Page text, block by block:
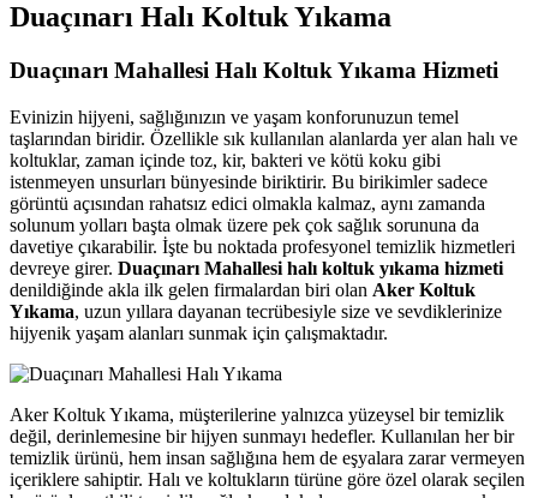
panel
satın al
Panel
Panel
Panel
Panel
Panel
Panel
Panel
panel
Duaçınarı Halı Koltuk Yıkama
Duaçınarı Mahallesi Halı Koltuk Yıkama Hizmeti
Evinizin hijyeni, sağlığınızın ve yaşam konforunuzun temel
taşlarından biridir. Özellikle sık kullanılan alanlarda yer alan halı ve
koltuklar, zaman içinde toz, kir, bakteri ve kötü koku gibi
istenmeyen unsurları bünyesinde biriktirir. Bu birikimler sadece
görüntü açısından rahatsız edici olmakla kalmaz, aynı zamanda
solunum yolları başta olmak üzere pek çok sağlık sorununa da
davetiye çıkarabilir. İşte bu noktada profesyonel temizlik hizmetleri
devreye girer. Duaçınarı Mahallesi halı koltuk yıkama hizmeti
denildiğinde akla ilk gelen firmalardan biri olan Aker Koltuk
Yıkama, uzun yıllara dayanan tecrübesiyle size ve sevdiklerinize
hijyenik yaşam alanları sunmak için çalışmaktadır.
Aker Koltuk Yıkama, müşterilerine yalnızca yüzeysel bir temizlik
değil, derinlemesine bir hijyen sunmayı hedefler. Kullanılan her bir
temizlik ürünü, hem insan sağlığına hem de eşyalara zarar vermeyen
içeriklere sahiptir. Halı ve koltukların türüne göre özel olarak seçilen